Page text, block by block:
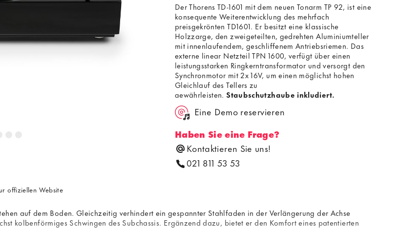
Der Thorens TD-1601 mit dem neuen Tonarm TP 92, ist eine
konsequente Weiterentwicklung des mehrfach
preisgekrönten TD1601. Er besitzt eine klassische
Holzzarge, den zweigeteilten, gedrehten Aluminiumteller
mit innenlaufendem, geschliffenem Antriebsriemen. Das
externe linear Netzteil TPN 1600, verfügt über einen
leistungsstarken Ringkerntransformator und versorgt den
Synchronmotor mit 2x 16V, um einen möglichst hohen
Gleichlauf des Tellers zu
gewährleisten. Staubschutzhaube inkludiert.
Eine Demo reservieren
Haben Sie eine Frage?
Kontaktieren Sie uns!
021 811 53 53
auf dem Boden. Gleichzeitig verhindert ein gespannter Stahlfaden in der Verlängerung der Achse
kolbenförmiges Schwingen des Subchassis. Ergänzend dazu, bietet er den Komfort eines patentierten
offiziellen Website